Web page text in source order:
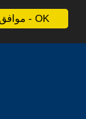
موافق - OK